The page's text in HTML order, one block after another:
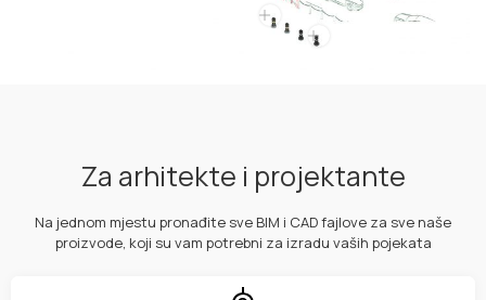
Za arhitekte i projektante
Na jednom mjestu pronađite sve BIM i CAD fajlove za sve naše
proizvode, koji su vam potrebni za izradu vaših pojekata